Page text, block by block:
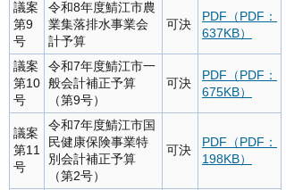
議案
第9
号
令和8年度鯖江市農
業集落排水事業会
計予算
可決
PDF（PDF：
637KB）
議案
第10
号
令和7年度鯖江市一
般会計補正予算
（第9号）
可決
PDF（PDF：
675KB）
議案
第11
号
令和7年度鯖江市国
民健康保険事業特
別会計補正予算
（第2号）
可決
PDF（PDF：
198KB）